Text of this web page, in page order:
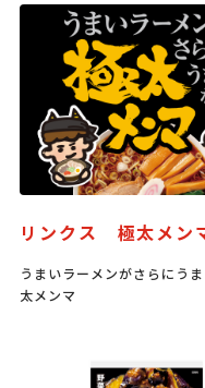
リンクス 極太メン
うまいラーメンがさらにう
太メンマ